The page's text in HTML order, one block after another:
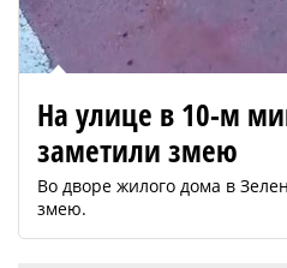
На улице в 10-м
заметили змею
Во дворе жилого дома в
змею.